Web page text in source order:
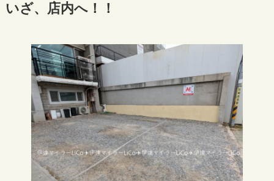
いざ、店内へ！！